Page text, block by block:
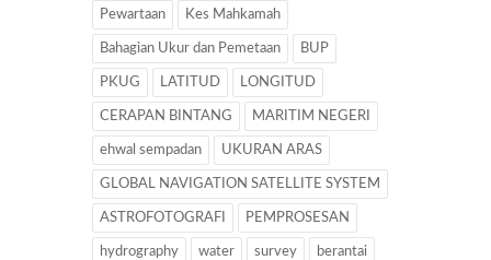
Pewartaan Kes Mahkamah
Bahagian Ukur dan Pemetaan BUP
PKUG LATITUD LONGITUD
CERAPAN BINTANG MARITIM NEGERI
ehwal sempadan UKURAN ARAS
GLOBAL NAVIGATION SATELLITE SYSTEM
ASTROFOTOGRAFI PEMPROSESAN
hydrography water survey berantai